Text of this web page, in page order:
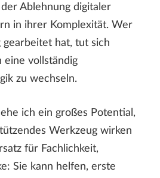
Ablehnung digitaler
in ihrer Komplexität. Wer
gearbeitet hat, tut sich
eine vollständig
zu wechseln.
ich ein großes Potential,
Werkzeug wirken
für Fachlichkeit,
Sie kann helfen, erste